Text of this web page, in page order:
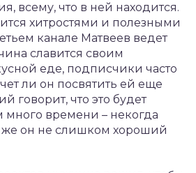
всему, что в ней находится.
хитростями и полезными
канале Матвеев ведет
славится своим
еде, подписчики часто
ли он посвятить ей еще
говорит, что это будет
времени – некогда
же он не слишком хороший